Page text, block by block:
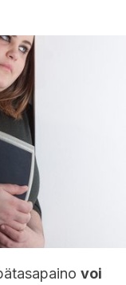
voi